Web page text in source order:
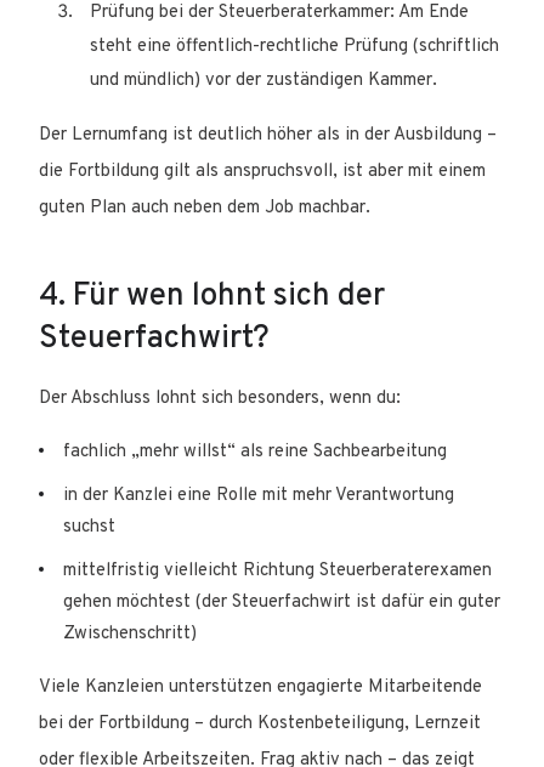
Prüfung bei der Steuerberaterkammer: Am Ende
steht eine öffentlich-rechtliche Prüfung (schriftlich
und mündlich) vor der zuständigen Kammer.
Der Lernumfang ist deutlich höher als in der Ausbildung –
die Fortbildung gilt als anspruchsvoll, ist aber mit einem
guten Plan auch neben dem Job machbar.
4. Für wen lohnt sich der
Steuerfachwirt?
Der Abschluss lohnt sich besonders, wenn du:
fachlich „mehr willst“ als reine Sachbearbeitung
in der Kanzlei eine Rolle mit mehr Verantwortung
suchst
mittelfristig vielleicht Richtung Steuerberaterexamen
gehen möchtest (der Steuerfachwirt ist dafür ein guter
Zwischenschritt)
Viele Kanzleien unterstützen engagierte Mitarbeitende
bei der Fortbildung – durch Kostenbeteiligung, Lernzeit
oder flexible Arbeitszeiten. Frag aktiv nach – das zeigt